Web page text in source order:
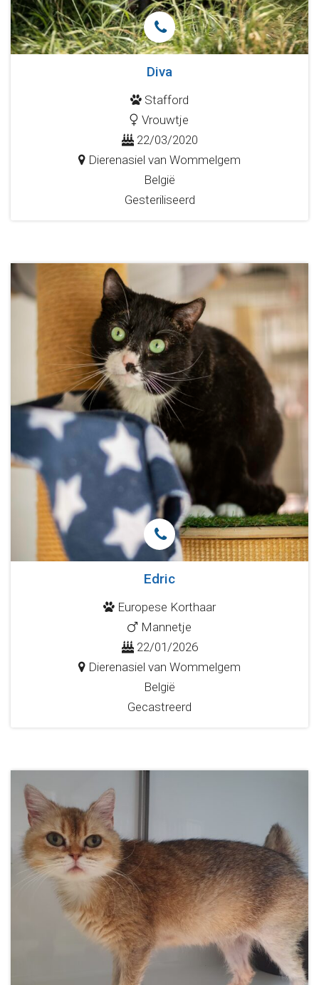
Diva
Stafford
Vrouwtje
22/03/2020
Dierenasiel van Wommelgem
België
Gesteriliseerd
Edric
Europese Korthaar
Mannetje
22/01/2026
Dierenasiel van Wommelgem
België
Gecastreerd